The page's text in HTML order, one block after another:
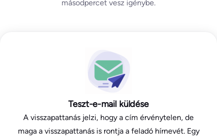
másodpercet vesz igénybe.
Teszt-e-mail küldése
A visszapattanás jelzi, hogy a cím érvénytelen, de
maga a visszapattanás is rontja a feladó hírnevét. Egy